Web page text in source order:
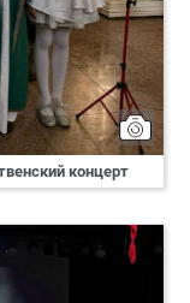
концерт